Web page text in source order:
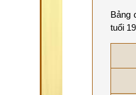
Bảng
tuổi